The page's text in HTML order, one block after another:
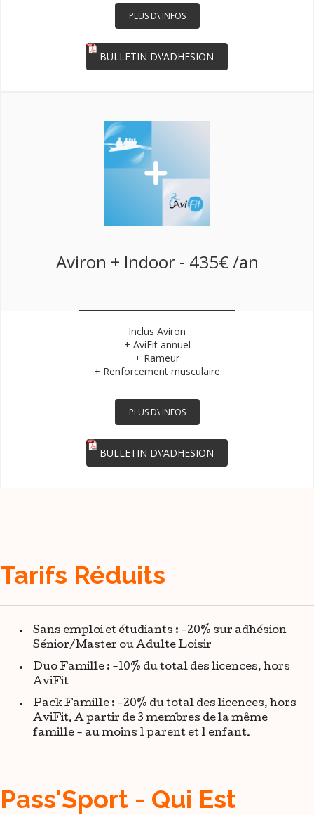
PLUS D\'INFOS
BULLETIN D\'ADHESION
Aviron + Indoor - 435€ /an
Inclus Aviron
+ AviFit annuel
+ Rameur
+ Renforcement musculaire
PLUS D\'INFOS
BULLETIN D\'ADHESION
Tarifs Réduits
Sans emploi et étudiants : -20% sur adhésion
Sénior/Master ou Adulte Loisir
Duo Famille : -10% du total des licences, hors
AviFit
Pack Famille : -20% du total des licences, hors
AviFit. A partir de 3 membres de la même
famille - au moins 1 parent et 1 enfant.
Pass'Sport - Qui Est